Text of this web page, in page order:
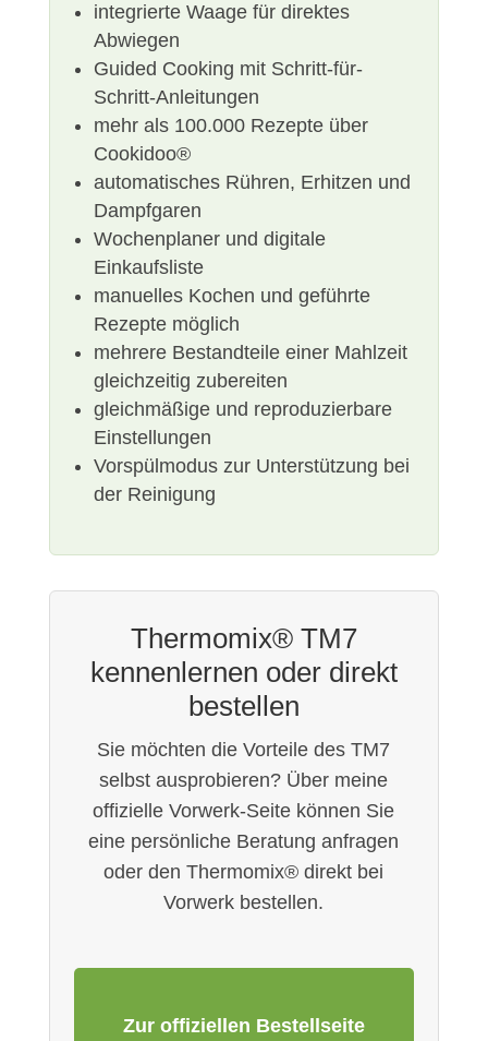
integrierte Waage für direktes
Abwiegen
Guided Cooking mit Schritt-für-
Schritt-Anleitungen
mehr als 100.000 Rezepte über
Cookidoo®
automatisches Rühren, Erhitzen und
Dampfgaren
Wochenplaner und digitale
Einkaufsliste
manuelles Kochen und geführte
Rezepte möglich
mehrere Bestandteile einer Mahlzeit
gleichzeitig zubereiten
gleichmäßige und reproduzierbare
Einstellungen
Vorspülmodus zur Unterstützung bei
der Reinigung
Thermomix® TM7
kennenlernen oder direkt
bestellen
Sie möchten die Vorteile des TM7
selbst ausprobieren? Über meine
offizielle Vorwerk-Seite können Sie
eine persönliche Beratung anfragen
oder den Thermomix® direkt bei
Vorwerk bestellen.
Zur offiziellen Bestellseite